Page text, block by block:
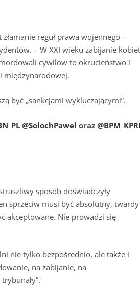
reguł prawa wojennego –
– W XXI wieku zabijanie
cywilów to okrucieństwo i
międzynarodowej.
być „sankcjami wykluczającymi”.
@SolochPawel oraz
sposób doświadczyły
sprzeciw musi być absolutny,
akceptowane. Nie prowadzi się
nie tylko bezpośrednio, ale także i
na zabijanie, na